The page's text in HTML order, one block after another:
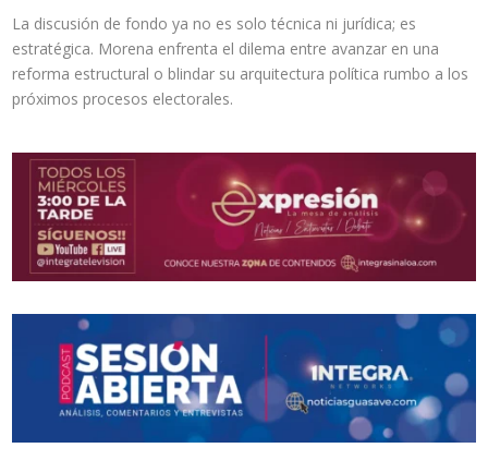
La discusión de fondo ya no es solo técnica ni jurídica; es
estratégica. Morena enfrenta el dilema entre avanzar en una
reforma estructural o blindar su arquitectura política rumbo a los
próximos procesos electorales.